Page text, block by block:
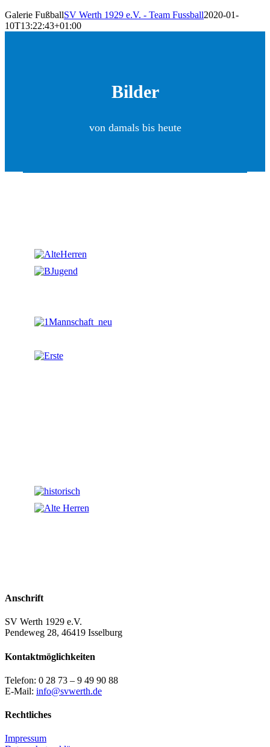
Galerie FußballSV Werth 1929 e.V. - Team Fussball2020-01-
10T13:22:43+01:00
Bilder
von damals bis heute
Anschrift
SV Werth 1929 e.V.
Pendeweg 28, 46419 Isselburg
Kontaktmöglichkeiten
Telefon: 0 28 73 – 9 49 90 88
E-Mail: info@svwerth.de
Rechtliches
Impressum